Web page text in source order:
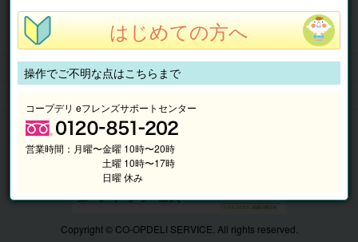
くらしのサービス
このサイトの使い方
マイページ
Copyright © CO-OPDELI SERVICE. All rights reserved.
はじめての方へ
操作でご不明な点はこちらまで
コープデリ eフレンズサポートセンター
営業時間： 月曜〜金曜 10時〜20時
土曜 10時〜17時
日曜 休み